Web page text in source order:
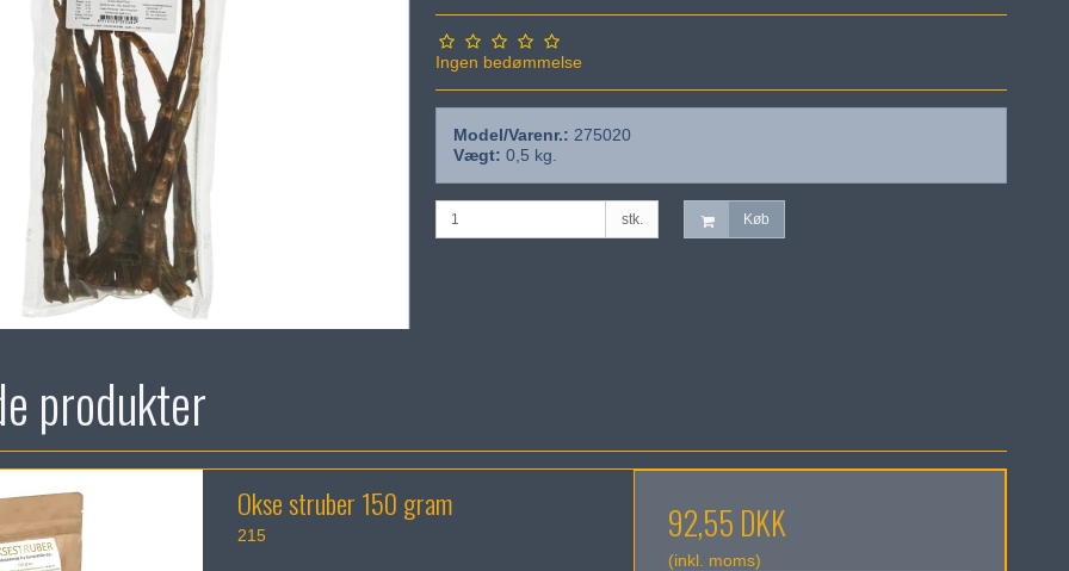
Ingen bedømmelse
Model/Varenr.: 275020
Vægt: 0,5 kg.
stk. Køb
produkter
Okse struber 150 gram
215 92,55 DKK
(inkl. moms)